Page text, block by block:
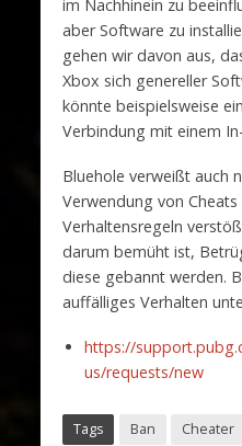
im Nachhinein zu
aber Software zu
gehen wir davon aus,
Xbox sich genereller
könnte beispielsweise
Verbindung mit einem
Bluehole verweißt auch
Verwendung von
Verhaltensregeln
darum bemüht ist,
diese gebannt werden.
auffälliges Verhalten
https://
us/requests/new
Tags Ban Cheater